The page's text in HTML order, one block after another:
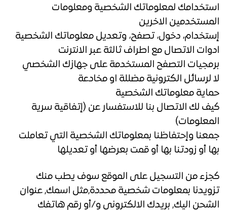
استخدامك لمعلوماتك الشخصية ومعلومات
المستخدمين الاخرين
إستخدام، دخول، تصفح، وتعديل معلوماتك الشخصية
ادوات الاتصال مع اطراف ثالثة عبر الانترنت
برمجيات التصفح المستخدمة على جهازك الشخصي
لا لرسائل الكترونية مضللة او مخادعة
حماية معلوماتك الشخصية
كيف لك الاتصال بنا للاستفسار عن (إتفاقية سرية
المعلومات)
جمعنا وإحتفاظنا بمعلوماتك الشخصية التي تعاملت
بها أو زودتنا بها أو قمت بعرضها أو تعديلها
كجزء من التسجيل على الموقع سوف يطب منك
تزويدنا بمعلومات شخصية محددة,مثل اسمك, عنوان
الشحن اليك, بريدك الالكتروني و/أو رقم هاتفك